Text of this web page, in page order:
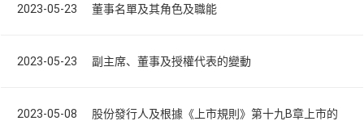
2023-05-23 董事名單及其角色及職能
2023-05-23 副主席、董事及授權代表的變動
2023-05-08 股份發行人及根據《上市規則》第十九B章上市的